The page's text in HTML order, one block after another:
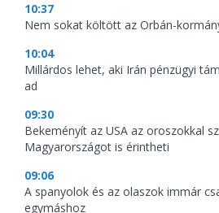
10:37
Nem sokat költött az Orbán-
10:04
Millárdos lehet, aki Irán pénzügyi
ad
09:30
Bekeményít az USA az oroszokkal
Magyarországot is érintheti
09:06
A spanyolok és az olaszok immár
egymáshoz